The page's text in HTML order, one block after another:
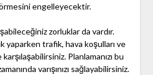
engelleyecektir.
zorluklar da vardır.
yaparken trafik, hava koşulları ve
Planlamanızı bu
varışınızı sağlayabilirsiniz.